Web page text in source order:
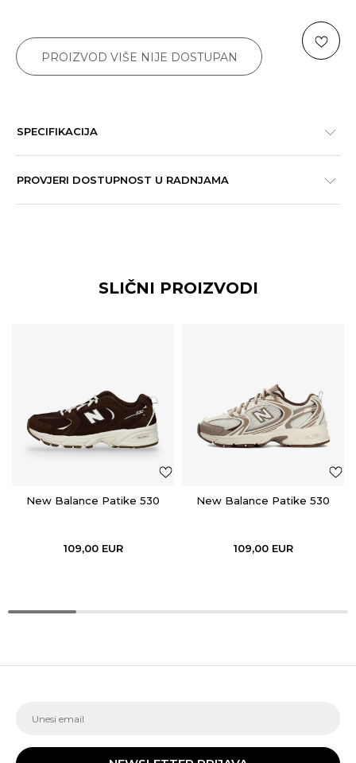
PROIZVOD VIŠE NIJE DOSTUPAN
SPECIFIKACIJA
PROVJERI DOSTUPNOST U RADNJAMA
SLIČNI PROIZVODI
New Balance Patike 530
109,00 EUR
New Balance Patike 530
109,00 EUR